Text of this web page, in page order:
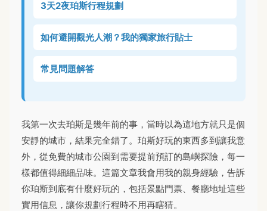
3天2夜珀斯行程規劃
如何避開觀光人潮？我的獨家旅行貼士
常見問題解答
我第一次去珀斯是幾年前的事，當時以為這地方就只是個
安靜的城市，結果完全錯了。珀斯好玩的東西多到讓我意
外，從免費的城市公園到需要提前預訂的島嶼探險，每一
樣都值得細細品味。這篇文章我會用我的親身經驗，告訴
你珀斯到底有什麼好玩的，包括景點門票、餐廳地址這些
實用信息，讓你規劃行程時不用再瞎猜。